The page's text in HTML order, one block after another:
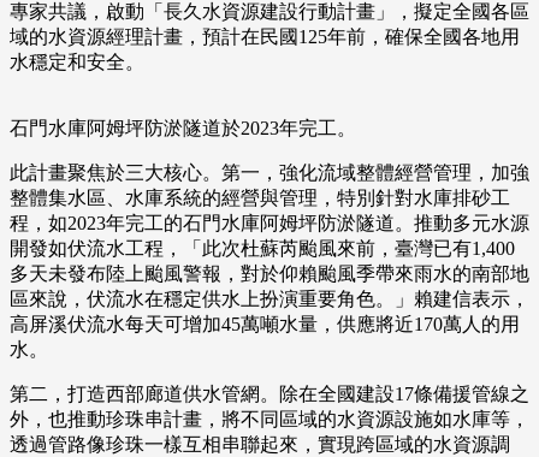
專家共議，啟動「長久水資源建設行動計畫」，擬定全國各區
域的水資源經理計畫，預計在民國125年前，確保全國各地用
水穩定和安全。
石門水庫阿姆坪防淤隧道於2023年完工。
此計畫聚焦於三大核心。第一，強化流域整體經營管理，加強
整體集水區、水庫系統的經營與管理，特別針對水庫排砂工
程，如2023年完工的石門水庫阿姆坪防淤隧道。推動多元水源
開發如伏流水工程，「此次杜蘇芮颱風來前，臺灣已有1,400
多天未發布陸上颱風警報，對於仰賴颱風季帶來雨水的南部地
區來說，伏流水在穩定供水上扮演重要角色。」賴建信表示，
高屏溪伏流水每天可增加45萬噸水量，供應將近170萬人的用
水。
第二，打造西部廊道供水管網。除在全國建設17條備援管線之
外，也推動珍珠串計畫，將不同區域的水資源設施如水庫等，
透過管路像珍珠一樣互相串聯起來，實現跨區域的水資源調